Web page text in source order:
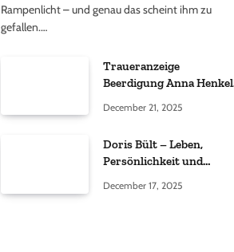
Rampenlicht – und genau das scheint ihm zu
gefallen.…
Traueranzeige
Beerdigung Anna Henkel
wirklich bekannt ist und
December 21, 2025
Doris Bült – Leben,
Persönlichkeit und
Wahrnehmung
December 17, 2025